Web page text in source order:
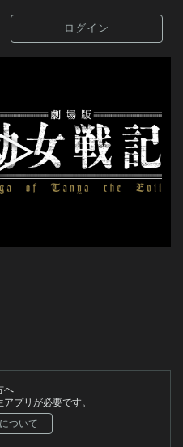
ログイン
へ
プリが必要です。
ついて